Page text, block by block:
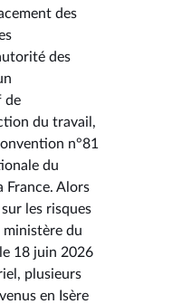
des
des
de
du travail,
n°81
du
France. Alors
les risques
ministère du
18 juin 2026
plusieurs
en Isère